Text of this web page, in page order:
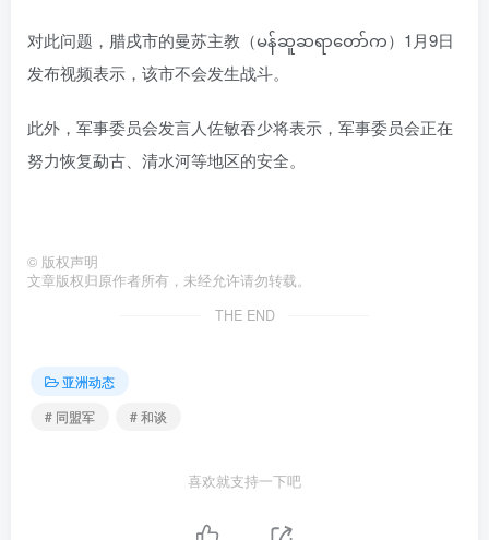
对此问题，腊戌市的曼苏主教（မန်ဆူဆရာတော်က）1月9日
发布视频表示，该市不会发生战斗。
此外，军事委员会发言人佐敏吞少将表示，军事委员会正在
努力恢复勐古、清水河等地区的安全。
© 版权声明
文章版权归原作者所有，未经允许请勿转载。
THE END
亚洲动态
# 同盟军
# 和谈
喜欢就支持一下吧